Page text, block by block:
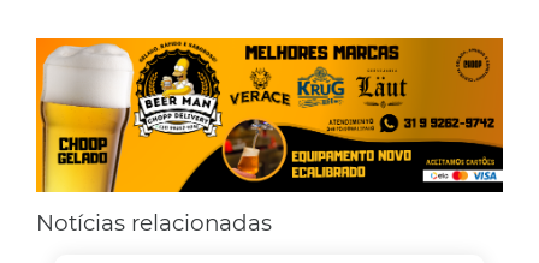
Notícias relacionadas